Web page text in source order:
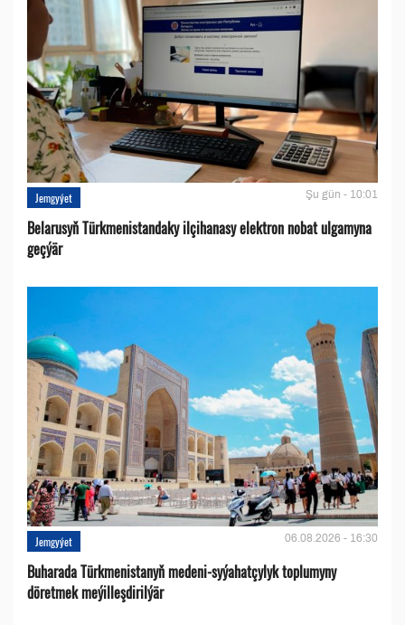
Jemgyýet Şu gün - 10:01
Belarusyň Türkmenistandaky ilçihanasy elektron nobat ulgamyna
geçýär
Jemgyýet 06.08.2026 - 16:30
Buharada Türkmenistanyň medeni-syýahatçylyk toplumyny
döretmek meýilleşdirilýär